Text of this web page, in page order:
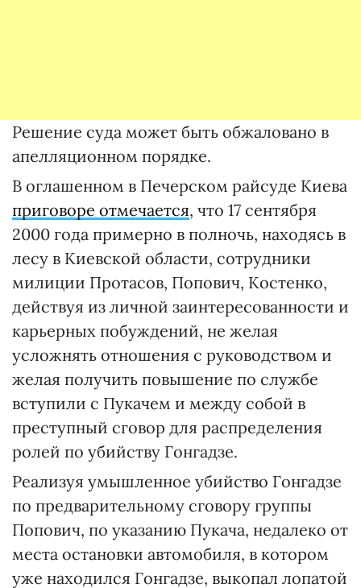
Решение суда может быть обжаловано в
апелляционном порядке.
В оглашенном в Печерском райсуде Киева
приговоре отмечается, что 17 сентября
2000 года примерно в полночь, находясь в
лесу в Киевской области, сотрудники
милиции Протасов, Попович, Костенко,
действуя из личной заинтересованности и
карьерных побуждений, не желая
усложнять отношения с руководством и
желая получить повышение по службе
вступили с Пукачем и между собой в
преступный сговор для распределения
ролей по убийству Гонгадзе.
Реализуя умышленное убийство Гонгадзе
по предварительному сговору группы
Попович, по указанию Пукача, недалеко от
места остановки автомобиля, в котором
уже находился Гонгадзе, выкопал лопатой